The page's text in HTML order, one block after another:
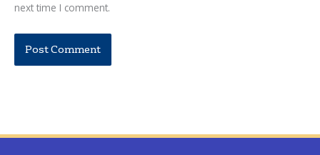
next time I comment.